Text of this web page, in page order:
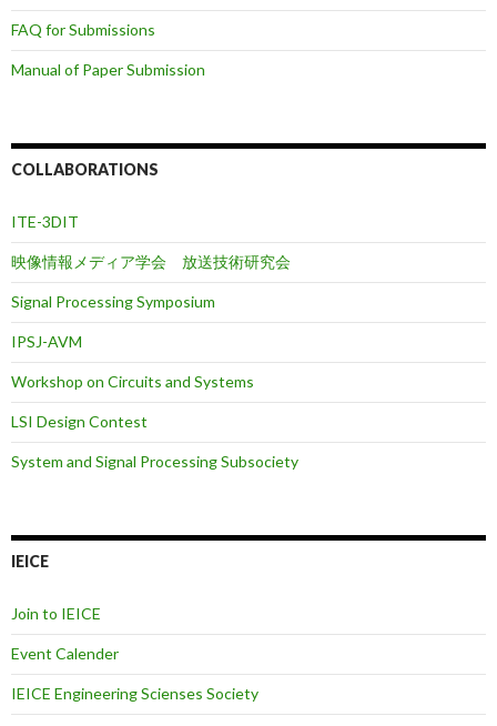
FAQ for Submissions
Manual of Paper Submission
COLLABORATIONS
ITE-3DIT
映像情報メディア学会 放送技術研究会
Signal Processing Symposium
IPSJ-AVM
Workshop on Circuits and Systems
LSI Design Contest
System and Signal Processing Subsociety
IEICE
Join to IEICE
Event Calender
IEICE Engineering Scienses Society